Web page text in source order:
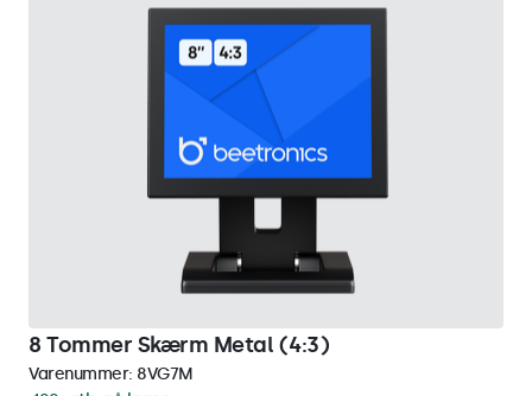
8 Tommer Skærm Metal (4:3)
Varenummer: 8VG7M